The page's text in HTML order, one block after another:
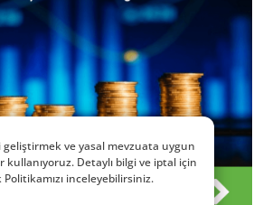
ve yasal mevzuata uygun
kullanıyoruz. Detaylı bilgi ve iptal için
Politikamızı inceleyebilirsiniz.